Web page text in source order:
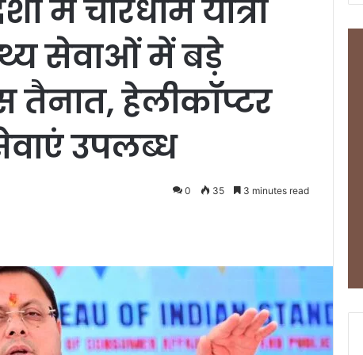
में चारधाम यात्रा
सेवाओं में बड़े
तैनात, हेलीकॉप्टर
उपलब्ध
0 35 3 minutes read